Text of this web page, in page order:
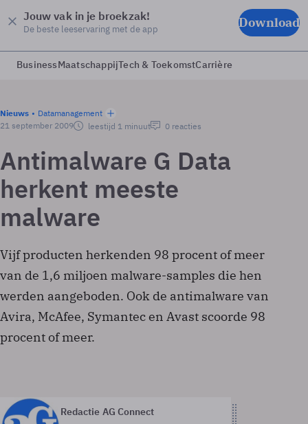
Jouw vak in je broekzak!
De beste leeservaring met de app Download
BusinessMaatschappijTech & ToekomstCarrière
Nieuws
Datamanagement
21 september 2009
leestijd 1 minuut 0 reacties
Antimalware G Data
herkent meeste
malware
Vijf producten herkenden 98 procent of meer
van de 1,6 miljoen malware-samples die hen
werden aangeboden. Ook de antimalware van
Avira, McAfee, Symantec en Avast scoorde 98
procent of meer.
Redactie AG Connect